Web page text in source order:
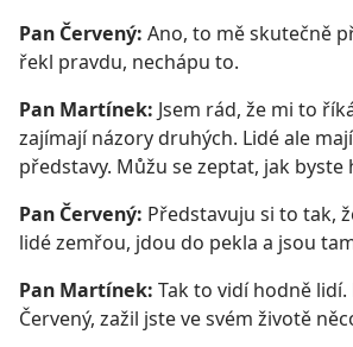
Pan Červený: Ano, to mě skutečně
řekl pravdu, nechápu to.
Pan Martínek: Jsem rád, že mi to
zajímají názory druhých. Lidé ale
představy. Můžu se zeptat, jak byste
Pan Červený: Představuju si to tak,
lidé zemřou, jdou do pekla a jsou
Pan Martínek: Tak to vidí hodně
Červený, zažil jste ve svém životě